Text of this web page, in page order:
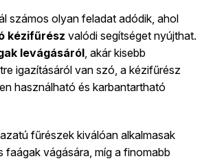
számos olyan feladat adódik, ahol
kézifűrész valódi segítséget nyújthat.
levágásáról, akár kisebb
igazításáról van szó, a kézifűrész
használható és karbantartható
fűrészek kiválóan alkalmasak
faágak vágására, míg a finomabb